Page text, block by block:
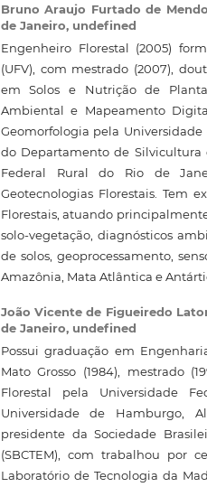
Bruno Araujo Furtado de
de Janeiro, undefined
Engenheiro Florestal (2005)
(UFV), com mestrado (2007),
em Solos e Nutrição de
Ambiental e Mapeamento
Geomorfologia pela Universidade
do Departamento de Silvicultura
Federal Rural do Rio de
Geotecnologias Florestais. Tem
Florestais, atuando
solo-vegetação, diagnósticos
de solos, geoprocessamento,
Amazônia, Mata Atlântica e
João Vicente de Figueiredo
de Janeiro, undefined
Possui graduação em
Mato Grosso (1984), mestrado
Florestal pela Universidade
Universidade de Hamburgo,
presidente da Sociedade
(SBCTEM), com trabalhou por
Laboratório de Tecnologia da